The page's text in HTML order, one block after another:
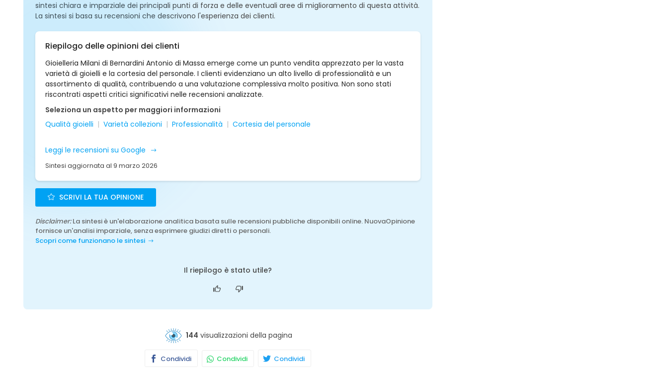
sintesi chiara e imparziale dei principali punti di forza e delle eventuali aree di miglioramento di questa attività.
La sintesi si basa su recensioni che descrivono l'esperienza dei clienti.
Riepilogo delle opinioni dei clienti
Gioielleria Milani di Bernardini Antonio di Massa emerge come un punto vendita apprezzato per la vasta
varietà di gioielli e la cortesia del personale. I clienti evidenziano un alto livello di professionalità e un
assortimento di qualità, contribuendo a una valutazione complessiva molto positiva. Non sono stati
riscontrati aspetti critici significativi nelle recensioni analizzate.
Seleziona un aspetto per maggiori informazioni
Qualità gioielli
Varietà collezioni Professionalità Cortesia del personale
Leggi le recensioni su Google
Sintesi aggiornata al 9 marzo 2026
SCRIVI LA TUA OPINIONE
Disclaimer:La sintesi è un'elaborazione analitica basata sulle recensioni pubbliche disponibili online. NuovaOpinione
fornisce un'analisi imparziale, senza esprimere giudizi diretti o personali.
Scopri come funzionano le sintesi
Il riepilogo è stato utile?
144 visualizzazioni della pagina
Condividi Condividi Condividi